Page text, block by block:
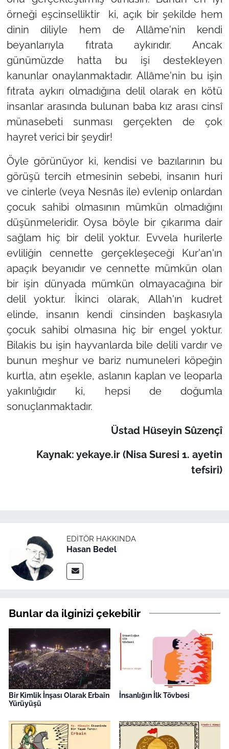
örneği eşcinselliktir ki, açık bir şekilde hem
dinin diliyle hem de Allâme'nin kendi
beyanlarıyla fıtrata aykırıdır. Ancak
günümüzde hatta bu işi destekleyen
kanunlar onaylanmaktadır. Allâme'nin bu işin
fıtrata aykırı olmadığına delil olarak en kötü
insanlar arasında bulunan baba kız arası cinsî
münasebeti sunması gerçekten de çok
hayret verici bir şeydir!
Öyle görünüyor ki, kendisi ve bazılarının bu
görüşü tercih etmesinin sebebi, insanın huri
ve cinlerle (veya Nesnâs ile) evlenip onlardan
çocuk sahibi olmasının mümkün olmadığını
düşünmeleridir. Oysa böyle bir çıkarıma dair
sağlam hiç bir delil yoktur. Evvela hurilerle
evliliğin cennette gerçekleşeceği Kur'an'ın
apaçık beyanıdır ve cennette mümkün olan
bir işin dünyada mümkün olmayacağına bir
delil yoktur. İkinci olarak, Allah'ın kudret
elinde, insanın kendi cinsinden başkasıyla
çocuk sahibi olmasına hiç bir engel yoktur.
Bilakis bu işin hayvanlarda bile delili vardır ve
bunun meşhur ve bariz numuneleri köpeğin
kurtla, atın eşekle, aslanın kaplan ve leoparla
yakınlığıdır ki, hepsi de doğumla
sonuçlanmaktadır.
Üstad Hüseyin Sûzençî
Kaynak: yekaye.ir (Nisa Suresi 1. ayetin
tefsiri)
EDITÖR HAKKINDA
Hasan Bedel
Bunlar da ilginizi çekebilir
Bir Kimlik İnşası Olarak Erbaîn
Yürüyüşü
İnsanlığın İlk Tövbesi